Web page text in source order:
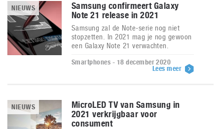
NIEUWS
Samsung confirmeert Galaxy
Note 21 release in 2021
Samsung zal de Note-serie nog niet
stopzetten. In 2021 mag je nog gewoon
een Galaxy Note 21 verwachten.
Smartphones - 18 december 2020
Lees meer
NIEUWS
MicroLED TV van Samsung in
2021 verkrijgbaar voor
consument